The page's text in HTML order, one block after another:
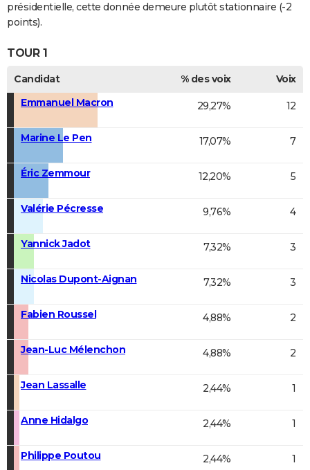
présidentielle, cette donnée demeure plutôt stationnaire (-2
points).
TOUR 1
Candidat % des voix
Voix
Emmanuel Macron
29,27% 12
Marine Le Pen 17,07% 7
Éric Zemmour 12,20% 5
Valérie Pécresse 9,76% 4
Yannick Jadot 7,32% 3
Nicolas Dupont-Aignan 7,32% 3
Fabien Roussel 4,88% 2
Jean-Luc Mélenchon 4,88% 2
Jean Lassalle 2,44% 1
Anne Hidalgo 2,44% 1
Philippe Poutou 2,44% 1